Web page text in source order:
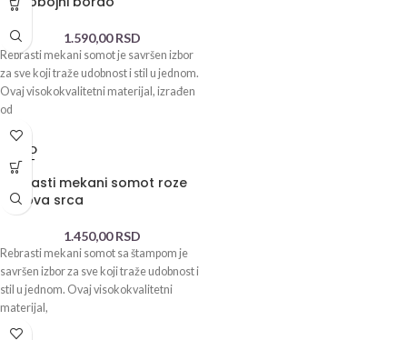
1.590,00RSD
Rebrasti mekani somot je savršen izbor
za sve koji traže udobnost i stil u jednom.
Ovaj visokokvalitetni materijal, izrađen
od
SOLD
OUT
Rebrasti mekani somot roze
osnova srca
1.450,00RSD
Rebrasti mekani somot sa štampom je
savršen izbor za sve koji traže udobnost i
stil u jednom. Ovaj visokokvalitetni
materijal,